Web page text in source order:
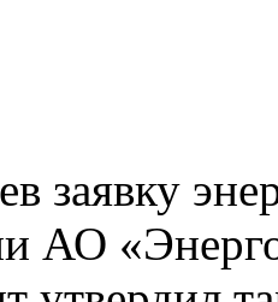
заявку
АО